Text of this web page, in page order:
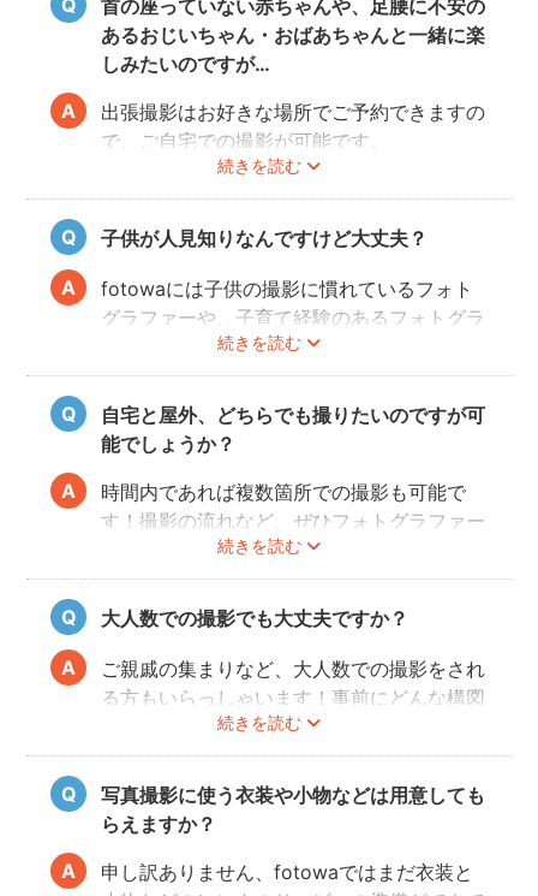
首の座っていない赤ちゃんや、足腰に不安の
あるおじいちゃん・おばあちゃんと一緒に楽
しみたいのですが…
続きを読む
出張撮影はお好きな場所でご予約できますの
で、ご自宅での撮影が可能です。
ご家族みなさんが撮りやすい場所をご指定い
ただければと思います。
子供が人見知りなんですけど大丈夫？
続きを読む
fotowaには子供の撮影に慣れているフォト
グラファーや、子育て経験のあるフォトグラ
ファーがたくさんいます！お子様のペースに
合わせて撮影をするので、人見知りのお子様
でも自然な表情を引き出してくれます。
自宅と屋外、どちらでも撮りたいのですが可
能でしょうか？
続きを読む
時間内であれば複数箇所での撮影も可能で
す！撮影の流れなど、ぜひフォトグラファー
に相談してみてください。
大人数での撮影でも大丈夫ですか？
続きを読む
ご親戚の集まりなど、大人数での撮影をされ
る方もいらっしゃいます！事前にどんな構図
で撮りたいのかなどフォトグラファーとすり
合わせておくと、当日スムーズに撮影ができ
るのでおすすめです。
写真撮影に使う衣装や小物などは用意しても
らえますか？
申し訳ありません、fotowaではまだ衣装と